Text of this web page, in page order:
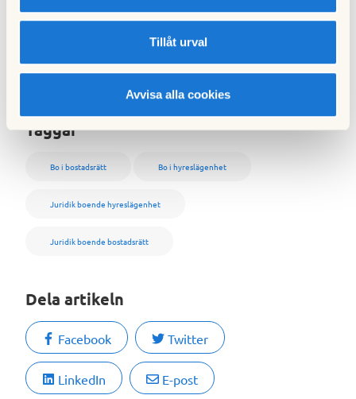
Tillåt urval
Avvisa alla cookies
reda på mer genom att läsa detta blogginlägg.
Text:Hemma i HSB nr 2, 2022
Taggar
Bo i bostadsrätt Bo i hyreslägenhet
Juridik boende hyreslägenhet
Juridik boende bostadsrätt
Dela artikeln
Facebook Twitter
LinkedIn E-post